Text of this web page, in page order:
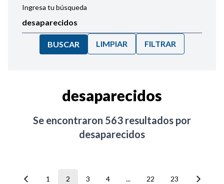
Ingresa tu búsqueda
BUSCAR LIMPIAR FILTRAR
desaparecidos
Se encontraron 563 resultados por
desaparecidos
1 2 3 4 ... 22 23